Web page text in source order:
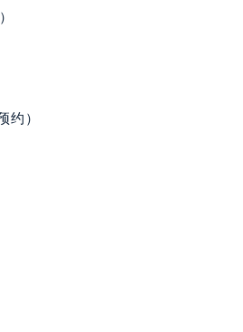
）
（需提前预约）
约）